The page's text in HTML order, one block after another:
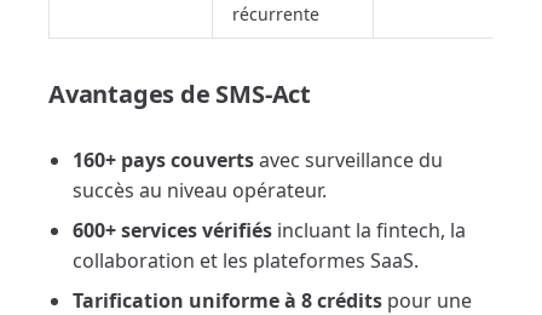
récurrente
Avantages de SMS-Act
160+ pays couvertsavec surveillance du
succès au niveau opérateur.
600+ services vérifiés incluant la fintech, la
collaboration et les plateformes SaaS.
Tarification uniforme à 8 crédits pour une